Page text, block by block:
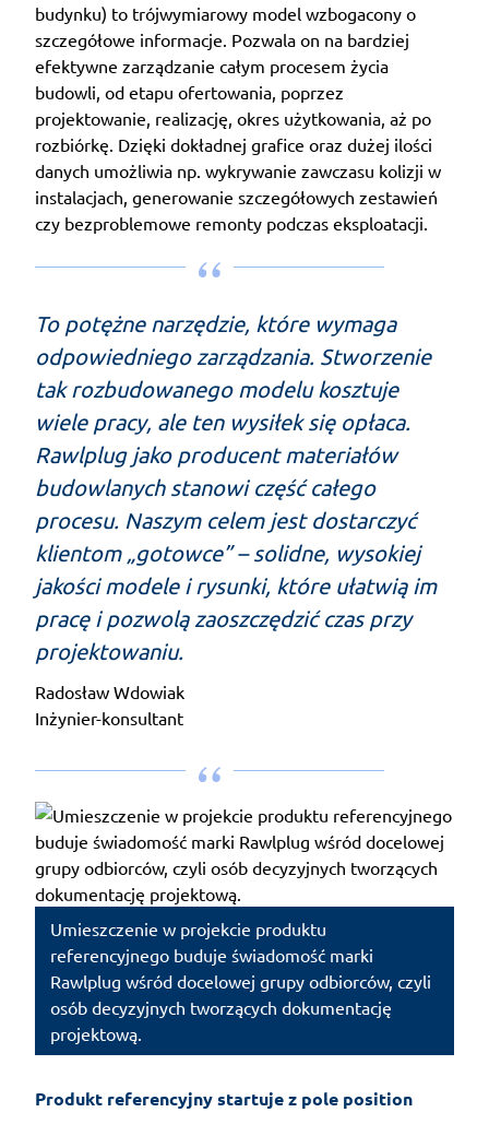
budynku) to trójwymiarowy model wzbogacony o
szczegółowe informacje. Pozwala on na bardziej
efektywne zarządzanie całym procesem życia
budowli, od etapu ofertowania, poprzez
projektowanie, realizację, okres użytkowania, aż po
rozbiórkę. Dzięki dokładnej grafice oraz dużej ilości
danych umożliwia np. wykrywanie zawczasu kolizji w
instalacjach, generowanie szczegółowych zestawień
czy bezproblemowe remonty podczas eksploatacji.
To potężne narzędzie, które wymaga
odpowiedniego zarządzania. Stworzenie
tak rozbudowanego modelu kosztuje
wiele pracy, ale ten wysiłek się opłaca.
Rawlplug jako producent materiałów
budowlanych stanowi część całego
procesu. Naszym celem jest dostarczyć
klientom „gotowce” – solidne, wysokiej
jakości modele i rysunki, które ułatwią im
pracę i pozwolą zaoszczędzić czas przy
projektowaniu.
Radosław Wdowiak
Inżynier-konsultant
Umieszczenie w projekcie produktu
referencyjnego buduje świadomość marki
Rawlplug wśród docelowej grupy odbiorców, czyli
osób decyzyjnych tworzących dokumentację
projektową.
Produkt referencyjny startuje z pole position